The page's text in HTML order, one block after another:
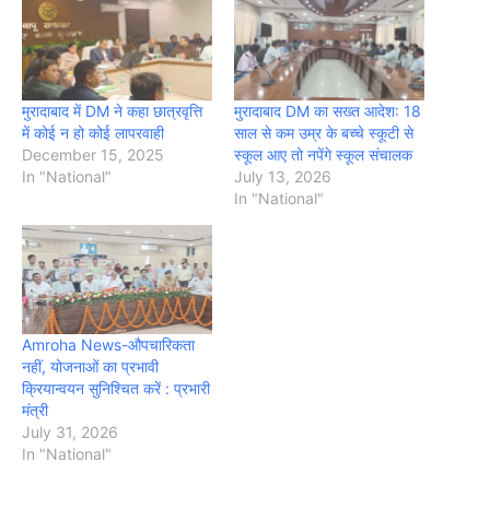
मुरादाबाद में DM ने कहा छात्रवृत्ति
में कोई न हो कोई लापरवाही
December 15, 2025
In "National"
मुरादाबाद DM का सख्त आदेश: 18
साल से कम उम्र के बच्चे स्कूटी से
स्कूल आए तो नपेंगे स्कूल संचालक
July 13, 2026
In "National"
Amroha News-औपचारिकता
नहीं, योजनाओं का प्रभावी
क्रियान्वयन सुनिश्चित करें : प्रभारी
मंत्री
July 31, 2026
In "National"